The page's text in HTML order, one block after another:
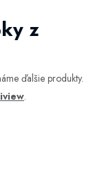
z
ďalšie produkty.
.